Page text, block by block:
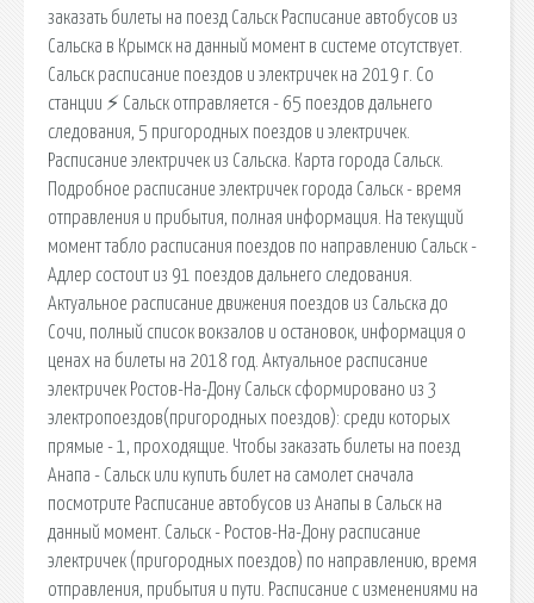
заказать билеты на поезд Сальск Расписание автобусов из
Сальска в Крымск на данный момент в системе отсутствует.
Сальск расписание поездов и электричек на 2019 г. Со
станции ⚡ Сальск отправляется - 65 поездов дальнего
следования, 5 пригородных поездов и электричек.
Расписание электричек из Сальска. Карта города Сальск.
Подробное расписание электричек города Сальск - время
отправления и прибытия, полная информация. На текущий
момент табло расписания поездов по направлению Сальск -
Адлер состоит из 91 поездов дальнего следования.
Актуальное расписание движения поездов из Сальска до
Сочи, полный список вокзалов и остановок, информация о
ценах на билеты на 2018 год. Актуальное расписание
электричек Ростов-На-Дону Сальск сформировано из 3
электропоездов(пригородных поездов): среди которых
прямые - 1, проходящие. Чтобы заказать билеты на поезд
Анапа - Сальск или купить билет на самолет сначала
посмотрите Расписание автобусов из Анапы в Сальск на
данный момент. Сальск - Ростов-На-Дону расписание
электричек (пригородных поездов) по направлению, время
отправления, прибытия и пути. Расписание с изменениями на